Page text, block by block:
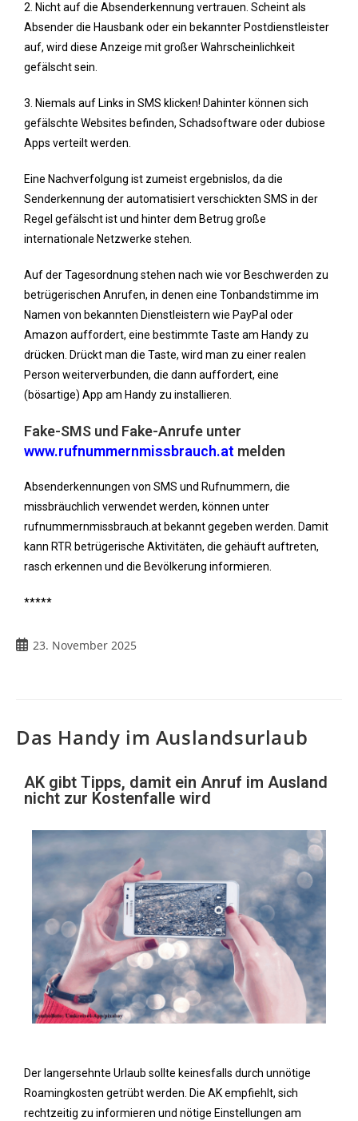
2. Nicht auf die Absenderkennung vertrauen. Scheint als
Absender die Hausbank oder ein bekannter Postdienstleister
auf, wird diese Anzeige mit großer Wahrscheinlichkeit
gefälscht sein.
3. Niemals auf Links in SMS klicken! Dahinter können sich
gefälschte Websites befinden, Schadsoftware oder dubiose
Apps verteilt werden.
Eine Nachverfolgung ist zumeist ergebnislos, da die
Senderkennung der automatisiert verschickten SMS in der
Regel gefälscht ist und hinter dem Betrug große
internationale Netzwerke stehen.
Auf der Tagesordnung stehen nach wie vor Beschwerden zu
betrügerischen Anrufen, in denen eine Tonbandstimme im
Namen von bekannten Dienstleistern wie PayPal oder
Amazon auffordert, eine bestimmte Taste am Handy zu
drücken. Drückt man die Taste, wird man zu einer realen
Person weiterverbunden, die dann auffordert, eine
(bösartige) App am Handy zu installieren.
Fake-SMS und Fake-Anrufe unter
www.rufnummernmissbrauch.at melden
Absenderkennungen von SMS und Rufnummern, die
missbräuchlich verwendet werden, können unter
rufnummernmissbrauch.at bekannt gegeben werden. Damit
kann RTR betrügerische Aktivitäten, die gehäuft auftreten,
rasch erkennen und die Bevölkerung informieren.
*****
23. November 2025
Das Handy im Auslandsurlaub
AK gibt Tipps, damit ein Anruf im Ausland
nicht zur Kostenfalle wird
Der langersehnte Urlaub sollte keinesfalls durch unnötige
Roamingkosten getrübt werden. Die AK empfiehlt, sich
rechtzeitig zu informieren und nötige Einstellungen am